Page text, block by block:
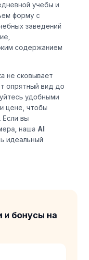
учебы и
форму с
заведений
содержанием
не сковывает
опрятный вид до
удобными
цене, чтобы
вы
наша AI
идеальный
и бонусы на